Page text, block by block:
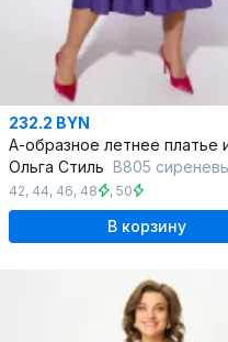
232.2 BYN
Ольга Стиль В805
42, 44, 46, 48 , 50
В корзину